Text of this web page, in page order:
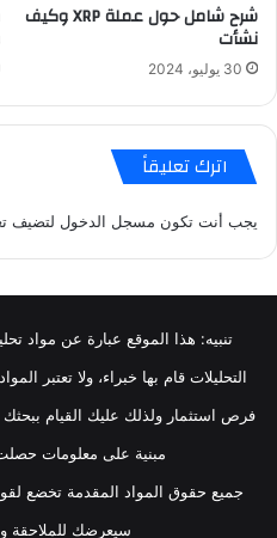
شرح شامل حول عملة XRP وكيف
نشأت
30 يوليو، 2024
اترك تعليقاً
يجب أنت تكون مسجل الدخول لتضيف
تنبيه: هذا الموقع عبارة عن مواد
التحليلات قام بها خبراء، ولا تعتبر
فرص استثمار ولذلك عليك القيام ببحثك
مبنية على معلومات
جميع حقوق المواد المقدمة تخضع
سيعرضك للملاحقة